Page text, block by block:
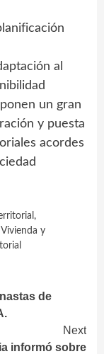
al
un gran
y puesta
acordes
,
y
de
Next
informó sobre